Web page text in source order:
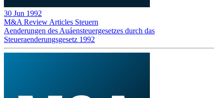
30 Jun 1992
M&A Review Articles Steuern
Aenderungen des Auáensteuergesetzes durch das
Steueraenderungsgesetz 1992